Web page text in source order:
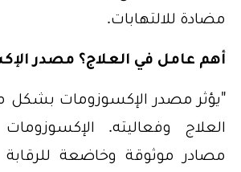
مضادة للالتهابات.
أهم عامل في العلاج؟ مصدر
"يؤثر مصدر الإكسوزومات بشكل
العلاج وفعاليته.
مصادر موثوقة وخاضعة للرقابة